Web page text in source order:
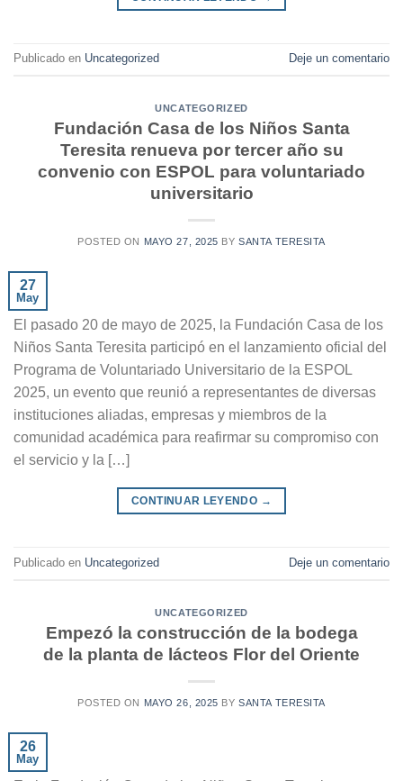
Publicado en Uncategorized Deje un comentario
UNCATEGORIZED
Fundación Casa de los Niños Santa
Teresita renueva por tercer año su
convenio con ESPOL para voluntariado
universitario
POSTED ON MAYO 27, 2025 BYSANTA TERESITA
27
May
El pasado 20 de mayo de 2025, la Fundación Casa de los
Niños Santa Teresita participó en el lanzamiento oficial del
Programa de Voluntariado Universitario de la ESPOL
2025, un evento que reunió a representantes de diversas
instituciones aliadas, empresas y miembros de la
comunidad académica para reafirmar su compromiso con
el servicio y la […]
CONTINUAR LEYENDO →
Publicado en Uncategorized Deje un comentario
UNCATEGORIZED
Empezó la construcción de la bodega
de la planta de lácteos Flor del Oriente
POSTED ON MAYO 26, 2025 BYSANTA TERESITA
26
May